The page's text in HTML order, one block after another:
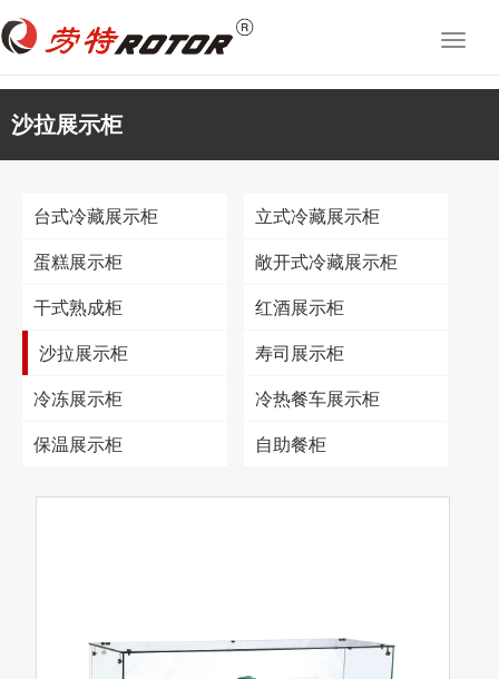
切
导
沙拉展示柜
台式冷藏展示柜 立式冷藏展示柜
蛋糕展示柜 敞开式冷藏展示柜
干式熟成柜 红酒展示柜
沙拉展示柜 寿司展示柜
冷冻展示柜 冷热餐车展示柜
保温展示柜 自助餐柜